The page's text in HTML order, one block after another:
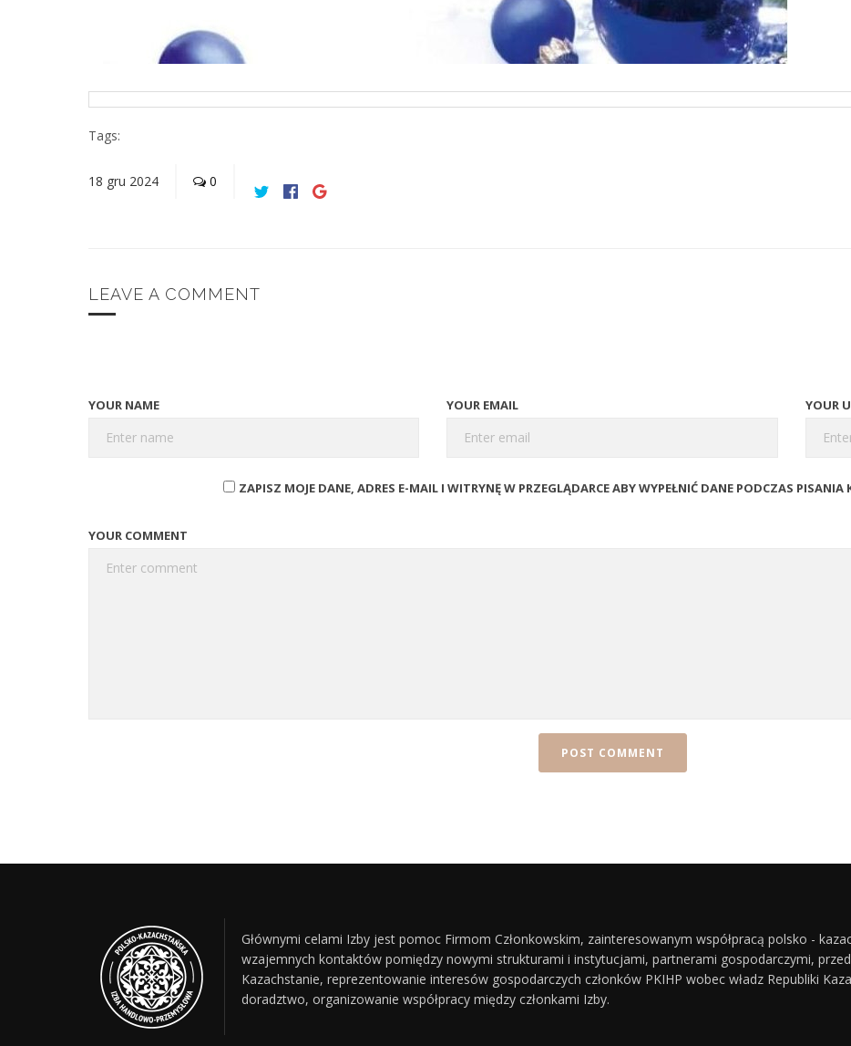
Tags:
18 gru 2024 0
LEAVE A COMMENT
YOUR NAME YOUR EMAIL YOUR
ZAPISZ MOJE DANE, ADRES E-MAIL I WITRYNĘ W PRZEGLĄDARCE ABY WYPEŁNIĆ DANE PODCZAS PISANIA
YOUR COMMENT
Głównymi celami Izby jest pomoc Firmom Członkowskim, zainteresowanym współpracą polsko -
wzajemnych kontaktów pomiędzy nowymi strukturami i instytucjami, partnerami gospodarczymi,
Kazachstanie, reprezentowanie interesów gospodarczych członków PKIHP wobec władz Republiki
doradztwo, organizowanie współpracy między członkami Izby.